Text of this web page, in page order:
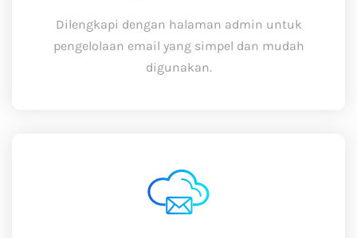
Dilengkapi dengan halaman admin untuk
pengelolaan email yang simpel dan mudah
digunakan.